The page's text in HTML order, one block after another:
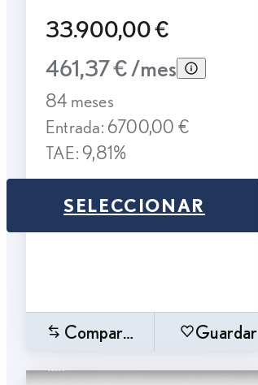
33.900,00 €
461,37 € /mes
84 meses
Entrada: 6700,00 €
TAE: 9,81%
SELECCIONAR
Comparar Guardar